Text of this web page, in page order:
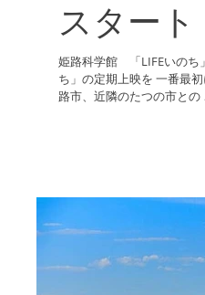
スタート
姫路科学館 「LIFEいのち」 今週、6月6日土曜から再上映スタート✨🌏✨ 姫路科学館は、「LIFEいの
ち」の定期上映を 一番最初に上映してくださった館です。 沢山の人にご来場いただき ここから、姫